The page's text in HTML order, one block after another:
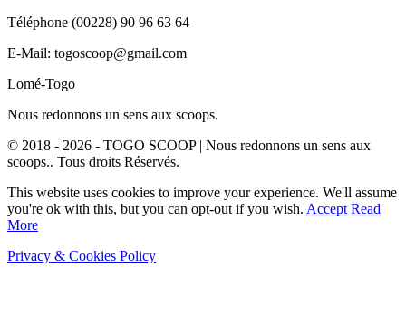
Téléphone (00228) 90 96 63 64
E-Mail: togoscoop@gmail.com
Lomé-Togo
Nous redonnons un sens aux scoops.
© 2018 - 2026 - TOGO SCOOP | Nous redonnons un sens aux
scoops.. Tous droits Réservés.
This website uses cookies to improve your experience. We'll assume
you're ok with this, but you can opt-out if you wish. Accept Read
More
Privacy & Cookies Policy